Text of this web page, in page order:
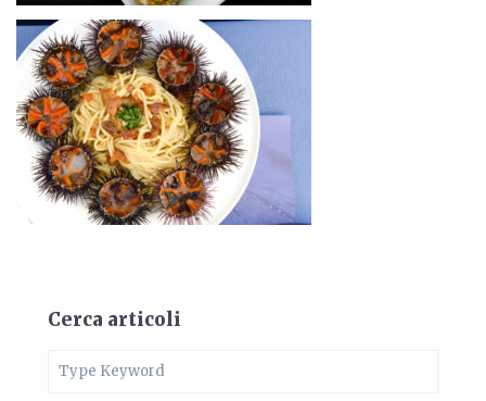
Cerca articoli